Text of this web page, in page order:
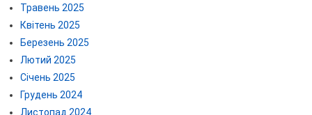
Травень 2025
Квітень 2025
Березень 2025
Лютий 2025
Січень 2025
Грудень 2024
Листопад 2024